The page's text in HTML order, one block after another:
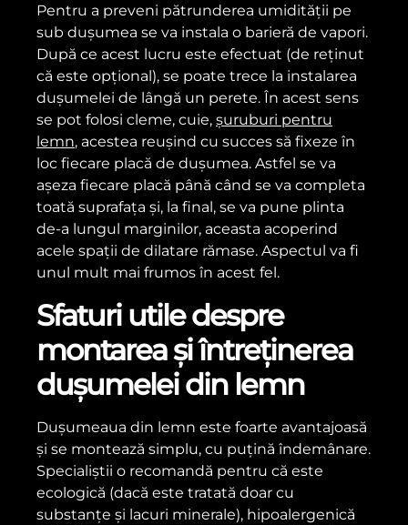
Pentru a preveni pătrunderea umidității pe
sub dușumea se va instala o barieră de vapori.
După ce acest lucru este efectuat (de reținut
că este opțional), se poate trece la instalarea
dușumelei de lângă un perete. În acest sens
se pot folosi cleme, cuie, șuruburi pentru
lemn, acestea reușind cu succes să fixeze în
loc fiecare placă de dușumea. Astfel se va
așeza fiecare placă până când se va completa
toată suprafața și, la final, se va pune plinta
de-a lungul marginilor, aceasta acoperind
acele spații de dilatare rămase. Aspectul va fi
unul mult mai frumos în acest fel.
Sfaturi utile despre
montarea și întreținerea
dușumelei din lemn
Dușumeaua din lemn este foarte avantajoasă
și se montează simplu, cu puțină îndemânare.
Specialiștii o recomandă pentru că este
ecologică (dacă este tratată doar cu
substanțe și lacuri minerale), hipoalergenică